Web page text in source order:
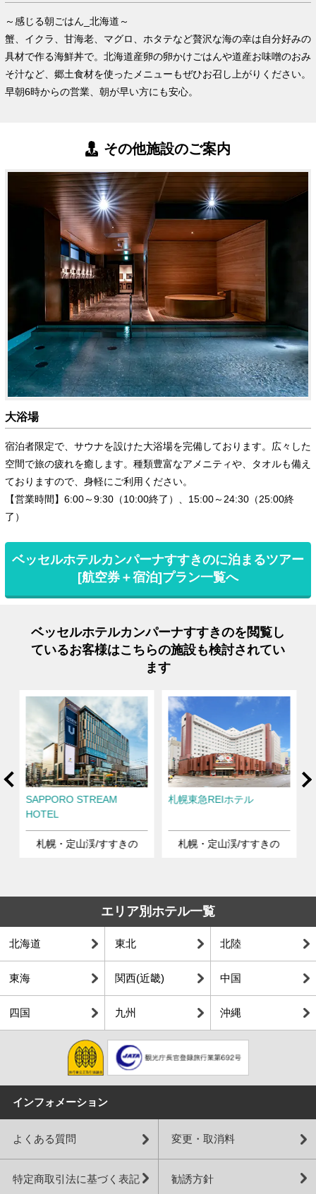
～感じる朝ごはん_北海道～
蟹、イクラ、甘海老、マグロ、ホタテなど贅沢な海の幸は自分好みの
具材で作る海鮮丼で。北海道産卵の卵かけごはんや道産お味噌のおみ
そ汁など、郷土食材を使ったメニューもぜひお召し上がりください。
早朝6時からの営業、朝が早い方にも安心。
その他施設のご案内
大浴場
宿泊者限定で、サウナを設けた大浴場を完備しております。広々した
空間で旅の疲れを癒します。種類豊富なアメニティや、タオルも備え
ておりますので、身軽にご利用ください。
【営業時間】6:00～9:30（10:00終了）、15:00～24:30（25:00終
了）
ベッセルホテルカンパーナすすきのに泊まるツアー
[航空券＋宿泊]プラン一覧へ
ベッセルホテルカンパーナすすきのを閲覧し
ているお客様はこちらの施設も検討されてい
ます
SAPPORO STREAM
HOTEL
札幌・定山渓/すすきの
札幌東急REIホテル
札幌・定山渓/すすきの
エリア別ホテル一覧
北海道 東北 北陸
東海 関西(近畿) 中国
四国 九州 沖縄
インフォメーション
よくある質問 変更・取消料
特定商取引法に基づく表記 勧誘方針